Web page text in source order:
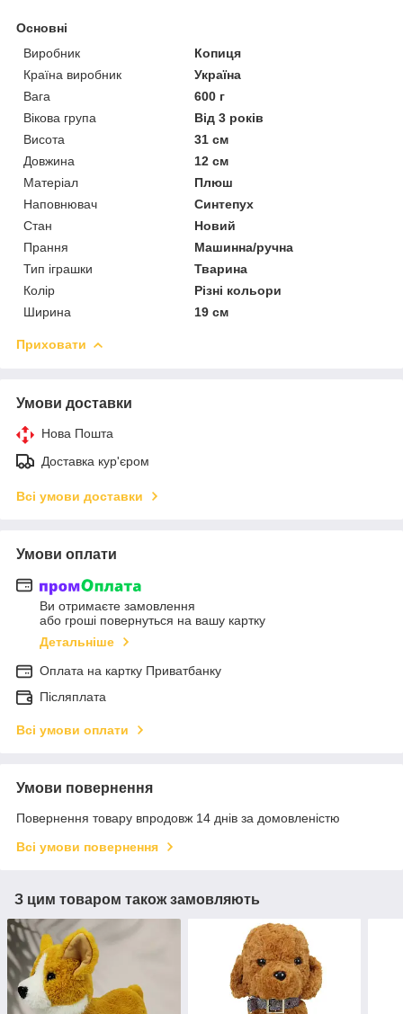
Основні
Виробник
Копиця
Країна виробник
Україна
Вага
600 г
Вікова група
Від 3 років
Висота
31 см
Довжина
12 см
Матеріал
Плюш
Наповнювач
Синтепух
Стан
Новий
Прання
Машинна/ручна
Тип іграшки
Тварина
Колір
Різні кольори
Ширина
19 см
Приховати
Умови доставки
Нова Пошта
Доставка кур'єром
Всі умови доставки
Умови оплати
Ви отримаєте замовлення
або гроші повернуться на вашу картку
Детальніше
Оплата на картку Приватбанку
Післяплата
Всі умови оплати
Умови повернення
Повернення товару впродовж 14 днів за домовленістю
Всі умови повернення
З цим товаром також замовляють